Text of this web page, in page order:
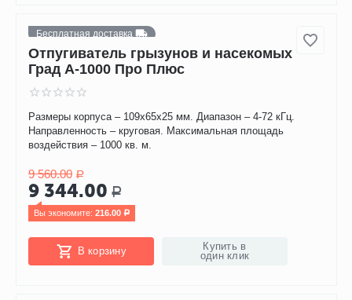
Бесплатная доставка
Скидка 2%
Отпугиватель грызунов и насекомых